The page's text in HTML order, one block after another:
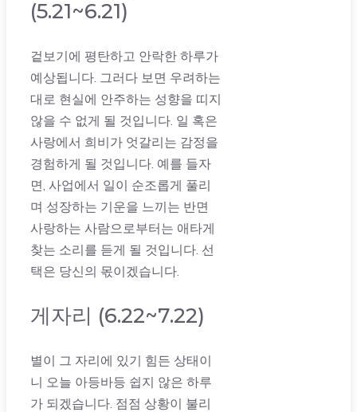
(5.21~6.21)
겉보기에 평탄하고 안락한 하루가
예상됩니다. 그러다 보면 우려하는
대로 현실에 안주하는 성향을 띠지
않을 수 없게 될 것입니다. 일 혹은
사랑에서 희비가 엇갈리는 감정을
경험하게 될 것입니다. 예를 들자
면, 사업에서 일이 순조롭게 풀리
며 성장하는 기운을 느끼는 반면
사랑하는 사람으로부터는 애타게
찾는 소리를 듣게 될 것입니다. 선
택은 당신의 몫이겠습니다.
게자리 (6.22~7.22)
별이 그 자리에 있기 힘든 상태이
니 오늘 아등바등 쉽지 않은 하루
가 되겠습니다. 점점 상황이 불리